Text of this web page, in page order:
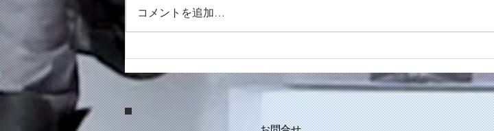
活、昼活、夜活」と題して、短い
てくださる勉強会ですね。 冬の
朝まだ真っ暗な7時からの朝活に
参加してくださる皆さんは、やっ
と明るくなってきた頃に出勤され
る。...
業務の事以外もアップ
出来てますか？
コメントを追加…